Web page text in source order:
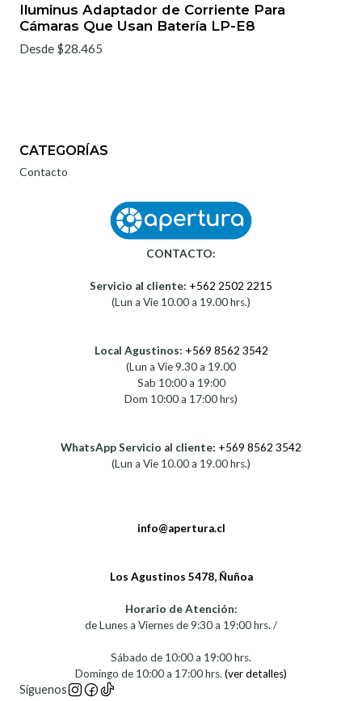
Iluminus Adaptador de Corriente Para
Cámaras Que Usan Batería LP-E8
Desde $28.465
CATEGORÍAS
Contacto
CONTACTO:
Servicio al cliente: +562 2502 2215
(Lun a Vie 10.00 a 19.00 hrs.)
Local Agustinos: +569 8562 3542
(Lun a Vie 9.30 a 19.00
Sab 10:00 a 19:00
Dom 10:00 a 17:00 hrs)
WhatsApp Servicio al cliente: +569 8562 3542
(Lun a Vie 10.00 a 19.00 hrs.)
info@apertura.cl
Los Agustinos 5478, Ñuñoa
Horario de Atención:
de Lunes a Viernes de 9:30 a 19:00 hrs. /
Sábado de 10:00 a 19:00 hrs.
Domingo de 10:00 a 17:00 hrs.(ver detalles)
Síguenos